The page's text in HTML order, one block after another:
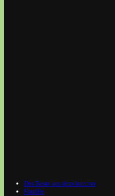
Das Beste aus dem Internet
Familie